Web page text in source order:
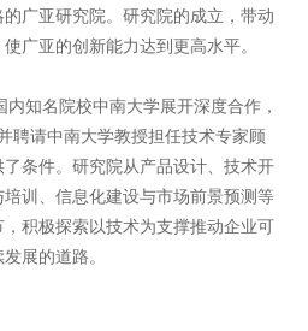
广亚研究院。研究院的成立，带动
广亚的创新能力达到更高水平。
知名院校中南大学展开深度合作，
聘请中南大学教授担任技术专家顾
条件。研究院从产品设计、技术开
训、信息化建设与市场前景预测等
积极探索以技术为支撑推动企业可
展的道路。